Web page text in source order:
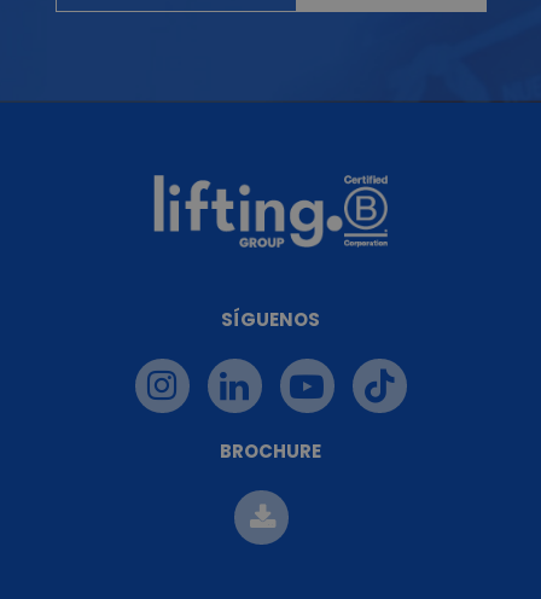
SÍGUENOS
BROCHURE